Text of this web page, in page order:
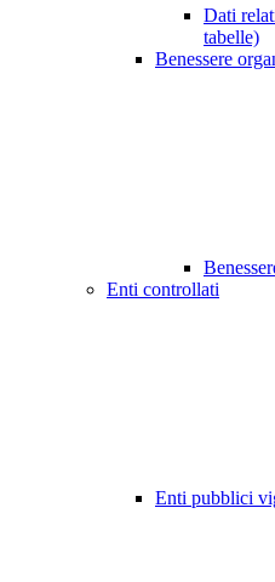
Dati
tabelle)
Benessere
Enti controllati
Enti pubblici